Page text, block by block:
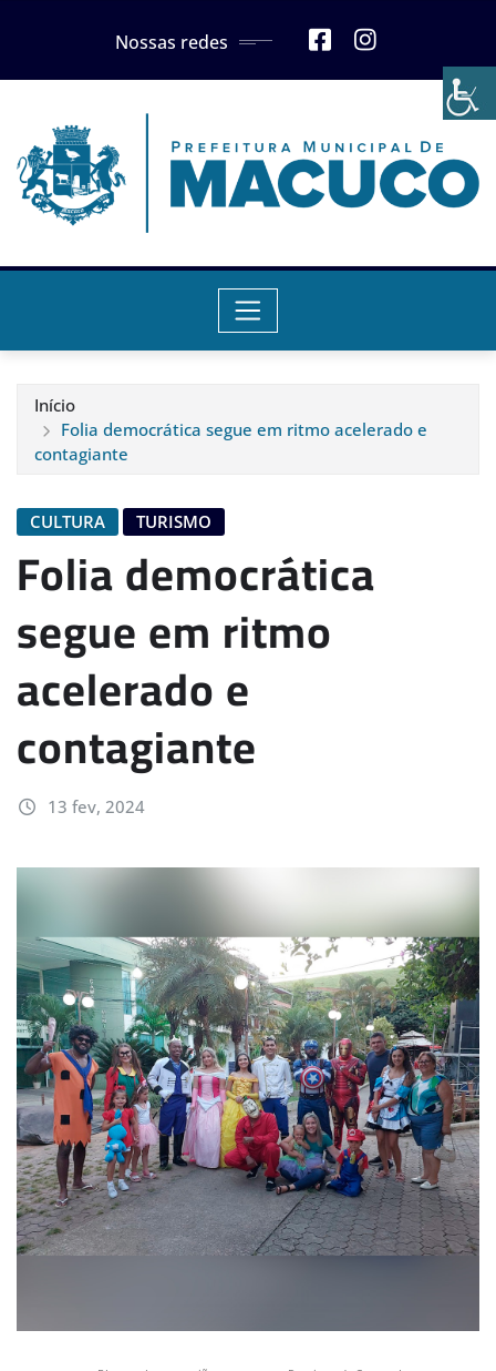
Nossas redes
Início
Folia democrática segue em ritmo acelerado e
contagiante
CULTURA TURISMO
Folia democrática
segue em ritmo
acelerado e
contagiante
13 fev, 2024